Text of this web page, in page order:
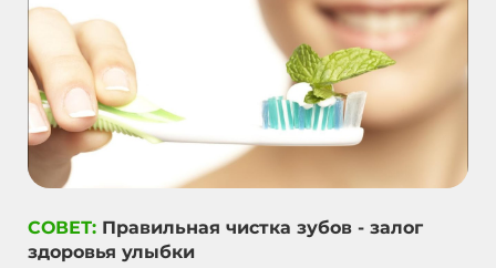
СОВЕТ: Правильная чистка зубов - залог
здоровья улыбки